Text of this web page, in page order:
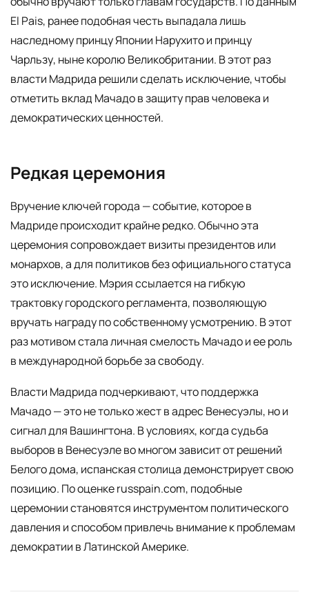
El Pais, ранее подобная честь выпадала лишь
наследному принцу Японии Нарухито и принцу
Чарльзу, ныне королю Великобритании. В этот раз
власти Мадрида решили сделать исключение, чтобы
отметить вклад Мачадо в защиту прав человека и
демократических ценностей.
Редкая церемония
Вручение ключей города — событие, которое в
Мадриде происходит крайне редко. Обычно эта
церемония сопровождает визиты президентов или
монархов, а для политиков без официального статуса
это исключение. Мэрия ссылается на гибкую
трактовку городского регламента, позволяющую
вручать награду по собственному усмотрению. В этот
раз мотивом стала личная смелость Мачадо и ее роль
в международной борьбе за свободу.
Власти Мадрида подчеркивают, что поддержка
Мачадо — это не только жест в адрес Венесуэлы, но и
сигнал для Вашингтона. В условиях, когда судьба
выборов в Венесуэле во многом зависит от решений
Белого дома, испанская столица демонстрирует свою
позицию. По оценке russpain.com, подобные
церемонии становятся инструментом политического
давления и способом привлечь внимание к проблемам
демократии в Латинской Америке.